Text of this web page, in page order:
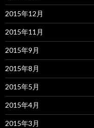
2015年12月
2015年11月
2015年9月
2015年8月
2015年5月
2015年4月
2015年3月